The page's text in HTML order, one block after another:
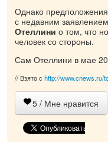
Однако
с недавним
Отеллини о том, что
человек со стороны.
Сам Отеллини в мае
// Взято с http://www.cnews.ru/
5 / Мне нравится